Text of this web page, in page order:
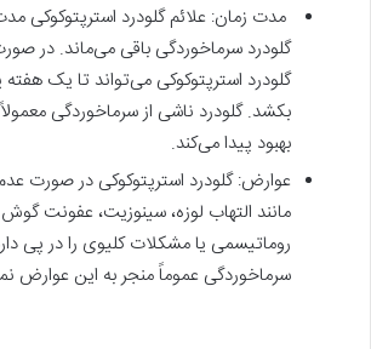
مدت زمان: علائم گلودرد استرپتوکوکی
گلودرد سرماخوردگی باقی می‌ماند. در
گلودرد استرپتوکوکی می‌تواند تا یک
بکشد. گلودرد ناشی از سرماخوردگی
بهبود پیدا می‌کند.
عوارض: گلودرد استرپتوکوکی در صورت
مانند التهاب لوزه، سینوزیت، عفونت
روماتیسمی یا مشکلات کلیوی را در پی
سرماخوردگی عموماً منجر به این عوارض